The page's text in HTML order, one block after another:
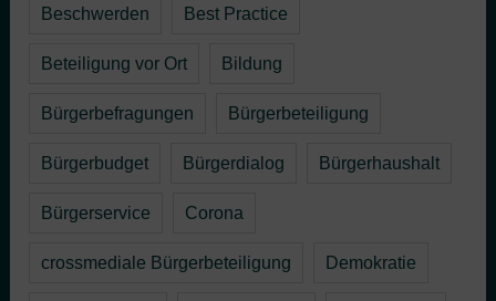
Beschwerden Best Practice
Beteiligung vor Ort Bildung
Bürgerbefragungen Bürgerbeteiligung
Bürgerbudget Bürgerdialog Bürgerhaushalt
Bürgerservice Corona
crossmediale Bürgerbeteiligung Demokratie